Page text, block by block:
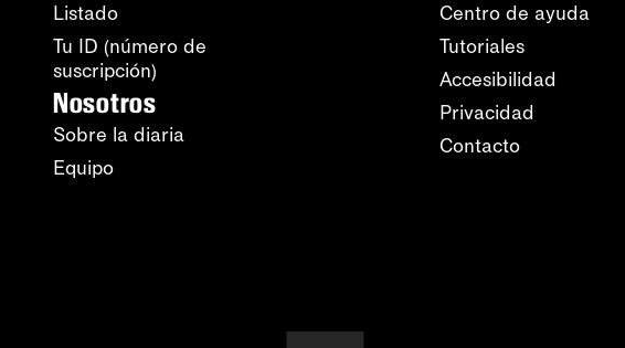
Listado
Tu ID (número de
suscripción)
Nosotros
Sobre la diaria
Equipo
Centro de ayuda
Tutoriales
Accesibilidad
Privacidad
Contacto